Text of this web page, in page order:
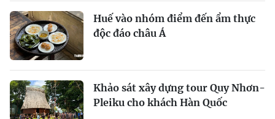
Huế vào nhóm điểm đến ẩm thực
độc đáo châu Á
Khảo sát xây dựng tour Quy Nhơn-
Pleiku cho khách Hàn Quốc